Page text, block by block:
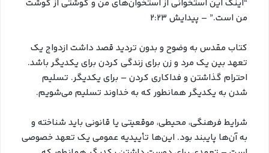
“اینک این استخوانی از استخوان‌های من و گوشتی از گوشت
من است.” – پیدایش ۲:۲۳
کتاب مقدس به وضوح و بدون تردید قصد داشت ازدواج یک
تعهد بین یک مرد و زن برای زندگی کردن برای یکدیگر باشد.
احترام گذاشتن و فداکاری کردن – برای یکدیگر. تسلیم
شدن به یکدیگر همانطور که به خداوند تسلیم می‌شویم.
شرایط فرهنگی، محیطی، موقعیتی یا قانونی باید شناخته و
به آن‌ها پایبند بود. این‌ها تأییدیه عمومی یک تعهد خصوصی